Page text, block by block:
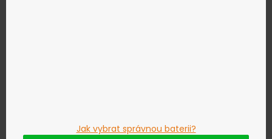
Jak vybrat správnou baterii?